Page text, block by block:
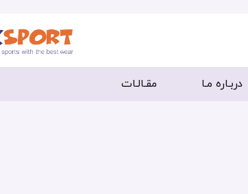
دربـاره مـا مقـالـات